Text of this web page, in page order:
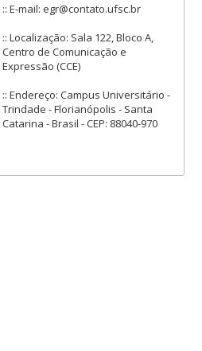
:: E-mail: egr@contato.ufsc.br
:: Localização: Sala 122, Bloco A,
Centro de Comunicação e
Expressão (CCE)
:: Endereço: Campus Universitário -
Trindade - Florianópolis - Santa
Catarina - Brasil - CEP: 88040-970